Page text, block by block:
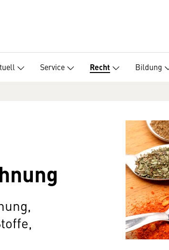
Service Recht Bildung